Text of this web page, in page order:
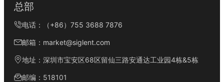
总部
电话：（+86）755 3688 7876
邮箱：market@siglent.com
地址：深圳市宝安区68区留仙三路安通达工业园4栋&5栋
邮编：518101